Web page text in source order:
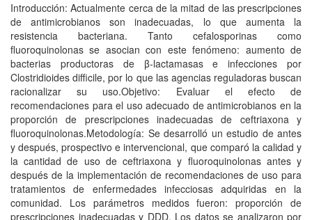
Introducción: Actualmente cerca de la mitad de las prescripciones
de antimicrobianos son inadecuadas, lo que aumenta la
resistencia bacteriana. Tanto cefalosporinas como
fluoroquinolonas se asocian con este fenómeno: aumento de
bacterias productoras de β-lactamasas e infecciones por
Clostridioides difficile, por lo que las agencias reguladoras buscan
racionalizar su uso.Objetivo: Evaluar el efecto de
recomendaciones para el uso adecuado de antimicrobianos en la
proporción de prescripciones inadecuadas de ceftriaxona y
fluoroquinolonas.Metodología: Se desarrolló un estudio de antes
y después, prospectivo e intervencional, que comparó la calidad y
la cantidad de uso de ceftriaxona y fluoroquinolonas antes y
después de la implementación de recomendaciones de uso para
tratamientos de enfermedades infecciosas adquiridas en la
comunidad. Los parámetros medidos fueron: proporción de
prescripciones inadecuadas y DDD. Los datos se analizaron por